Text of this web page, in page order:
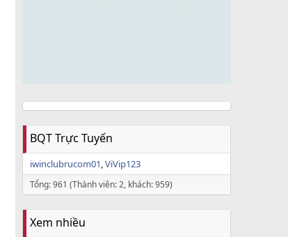
BQT Trực Tuyến
iwinclubrucom01 ViVip123
Tổng: 961 (Thành viên: 2, khách: 959)
Xem nhiều